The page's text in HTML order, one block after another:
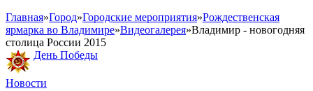
Главная»Город»Городские мероприятия»Рождественская
ярмарка во Владимире»Видеогалерея»Владимир - новогодняя
столица России 2015
День Победы
Новости